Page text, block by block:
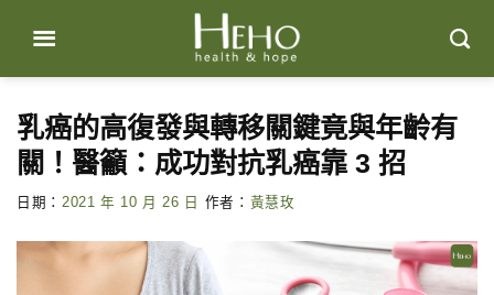
content
乳癌的高復發與轉移關鍵竟與年齡有
關！醫籲：成功對抗乳癌靠 3 招
日期： 2021 年 10 月 26 日 作者： 黃慧玫